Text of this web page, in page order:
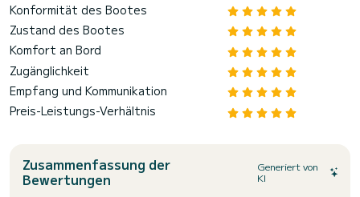
Konformität des Bootes
Zustand des Bootes
Komfort an Bord
Zugänglichkeit
Empfang und Kommunikation
Preis-Leistungs-Verhältnis
Zusammenfassung der
Bewertungen
Generiert von
KI